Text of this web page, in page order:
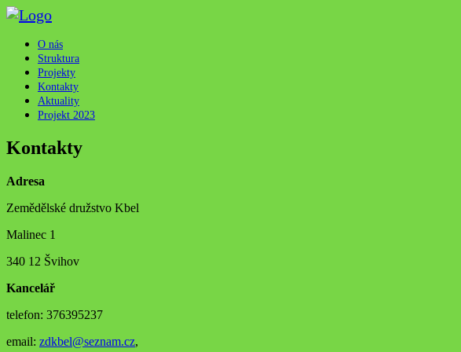
Skip
contentO nás
Struktura
Projekty
Kontakty
Aktuality
Projekt 2023
Kontakty
Adresa
Zemědělské družstvo Kbel
Malinec 1
340 12 Švihov
Kancelář
telefon: 376395237
email: zdkbel@seznam.cz,